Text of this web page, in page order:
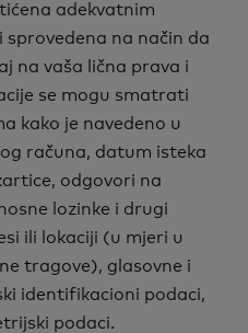
adekvatnim
sprovedena na način da
na vaša lična prava i
se mogu smatrati
kako je navedeno u
računa, datum isteka
odgovori na
lozinke i drugi
ili lokaciji (u mjeri u
tragove), glasovne i
identifikacioni podaci,
podaci.